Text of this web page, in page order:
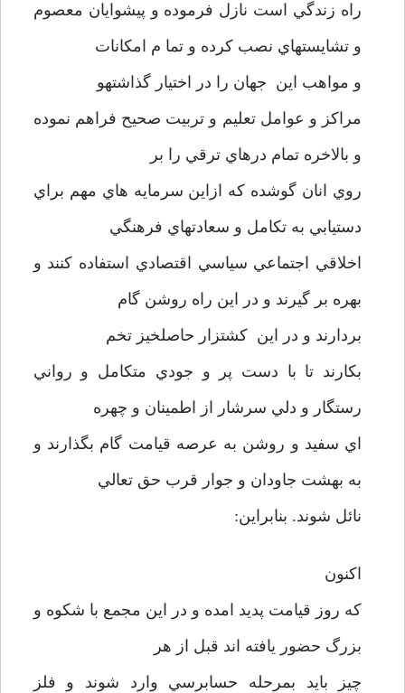
راه زندگي است نازل فرموده و پيشوايان معصوم
و تشايستهاي نصب کرده و تما م امکانات
و مواهب اين جهان را در اختيار گذاشتهو
مراکز و عوامل تعليم و تربيت صحيح فراهم نموده
و بالاخره تمام درهاي ترقي را بر
روي انان گوشده که ازاين سرمايه هاي مهم براي
دستيابي به تکامل و سعادتهاي فرهنگي
اخلاقي اجتماعي سياسي اقتصادي استفاده کنند و
بهره بر گيرند و در اين راه روشن گام
بردارند و در اين کشتزار حاصلخيز تخم
بکارند تا با دست پر و جودي متکامل و رواني
رستگار و دلي سرشار از اطمينان و چهره
اي سفيد و روشن به عرصه قيامت گام بگذارند و
به بهشت جاودان و جوار قرب حق تعالي
نائل شوند. بنابراين:
اکنون
که روز قيامت پديد امده و در اين مجمع با شکوه و
بزرگ حضور يافته اند قبل از هر
چيز بايد بمرحله حسابرسي وارد شوند و فلز